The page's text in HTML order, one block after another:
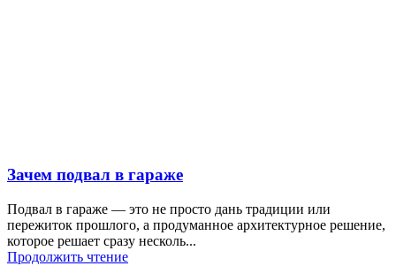
Зачем подвал в гараже
Подвал в гараже — это не просто дань традиции или
пережиток прошлого, а продуманное архитектурное решение,
которое решает сразу несколь...
Продолжить чтение